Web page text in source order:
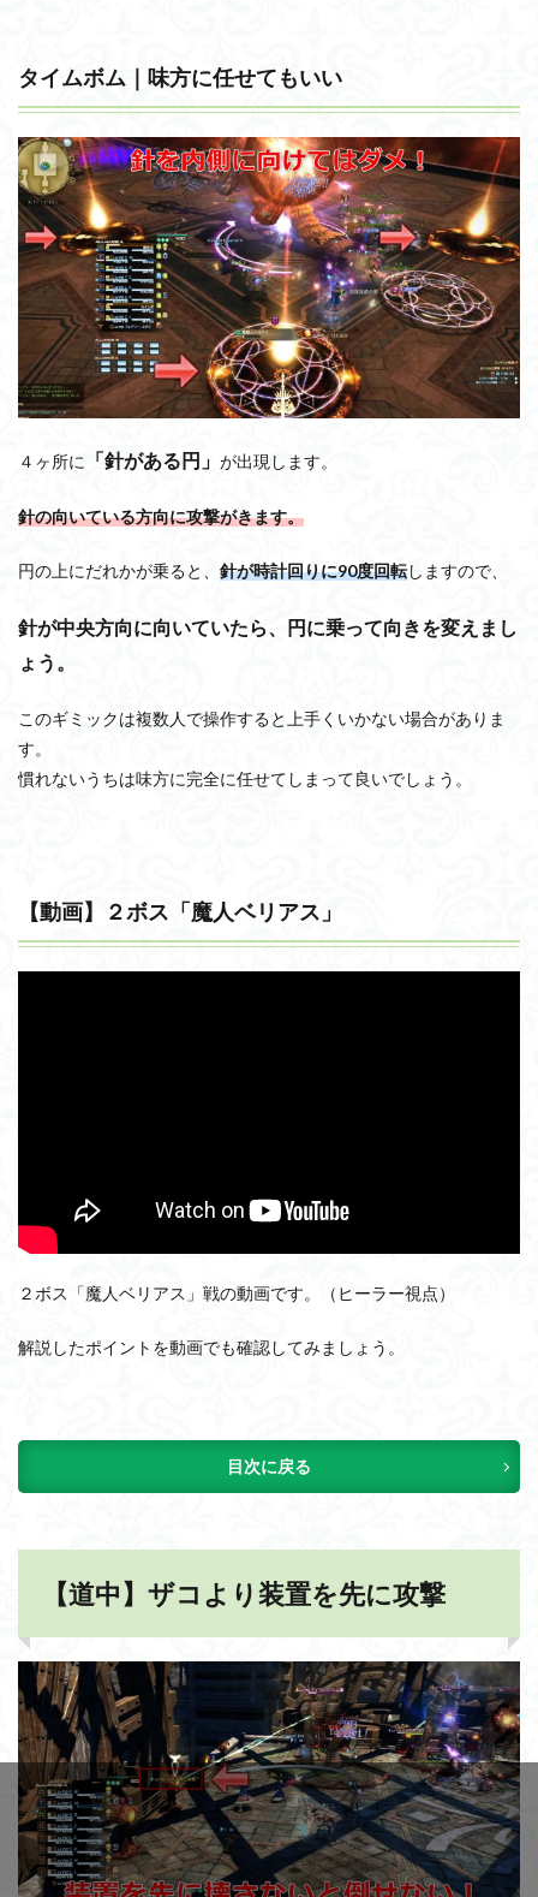
タイムボム｜味方に任せてもいい
４ヶ所に 「針がある円」 が出現します。
針の向いている方向に攻撃がきます。
円の上にだれかが乗ると、 針が時計回りに90度回転しますので、
針が中央方向に向いていたら、円に乗って向きを変えまし
ょう。
このギミックは複数人で操作すると上手くいかない場合がありま
す。
慣れないうちは味方に完全に任せてしまって良いでしょう。
【動画】２ボス「魔人ベリアス」
２ボス「魔人ベリアス」戦の動画です。（ヒーラー視点）
解説したポイントを動画でも確認してみましょう。
目次に戻る
【道中】ザコより装置を先に攻撃